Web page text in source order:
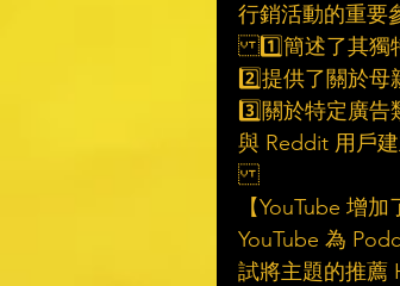
行銷活動的重要
1️⃣簡述了其獨
2️⃣提供了關於
3️⃣關於特定廣
與 Reddit 用戶
【YouTube 增
YouTube 為
試將主題的推薦